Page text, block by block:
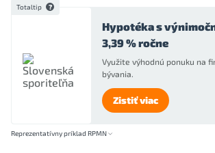
Totaltip
Hypotéka s
3,39 % ročne
Využite výhodnú ponuku na
bývania.
Zistiť viac
Reprezentatívny príklad RPMN